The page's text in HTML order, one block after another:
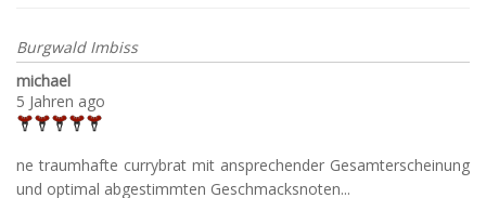
Burgwald Imbiss
michael
5 Jahren ago
ne traumhafte currybrat mit ansprechender Gesamterscheinung
und optimal abgestimmten Geschmacksnoten...